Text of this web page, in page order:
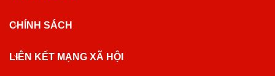
CHÍNH SÁCH
LIÊN KẾT MẠNG XÃ HỘI